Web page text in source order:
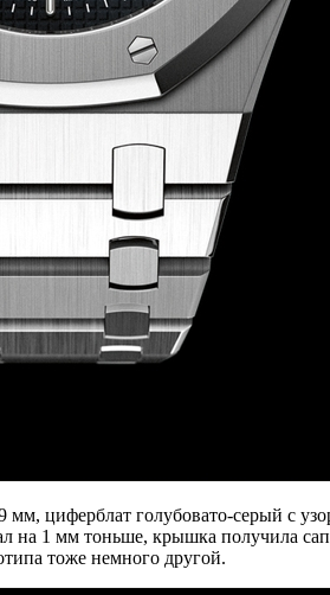
мм, циферблат голубовато-серый с
на 1 мм тоньше, крышка получила
тоже немного другой.